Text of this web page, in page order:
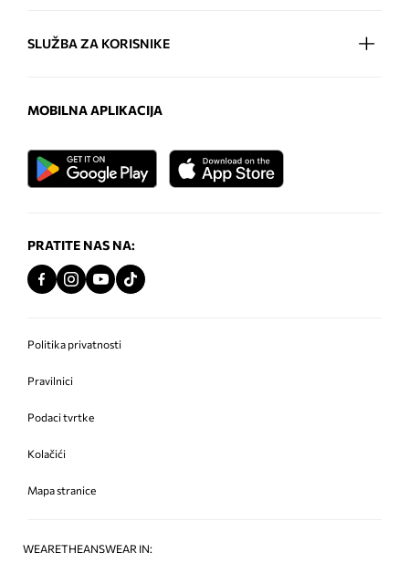
SLUŽBA ZA KORISNIKE
MOBILNA APLIKACIJA
PRATITE NAS NA:
Politika privatnosti
Pravilnici
Podaci tvrtke
Kolačići
Mapa stranice
WEARETHEANSWEAR IN: